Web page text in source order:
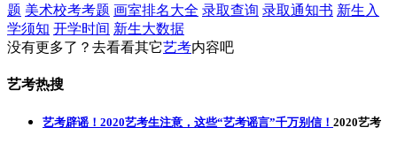
题 美术校考考题 画室排名大全 录取查询 录取通知书 新生入
学须知 开学时间 新生大数据
没有更多了？去看看其它艺考内容吧
艺考热搜
艺考辟谣！2020艺考生注意，这些“艺考谣言”千万别信！ 2020艺考